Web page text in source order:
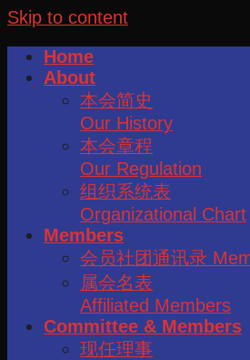
Skip to content
Home
About
本会简史
Our History
本会章程
Our Regulation
组织系统表
Organizational Chart
Members
会员社团通讯录
属会名表
Affiliated Members
Committee & Members
现任理事